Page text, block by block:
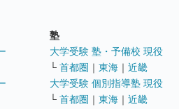
塾
大学受験 塾・予備校 現役
└ 首都圏 ｜ 東海 ｜ 近畿
大学受験 個別指導塾 現役
└ 首都圏 ｜ 東海 ｜ 近畿